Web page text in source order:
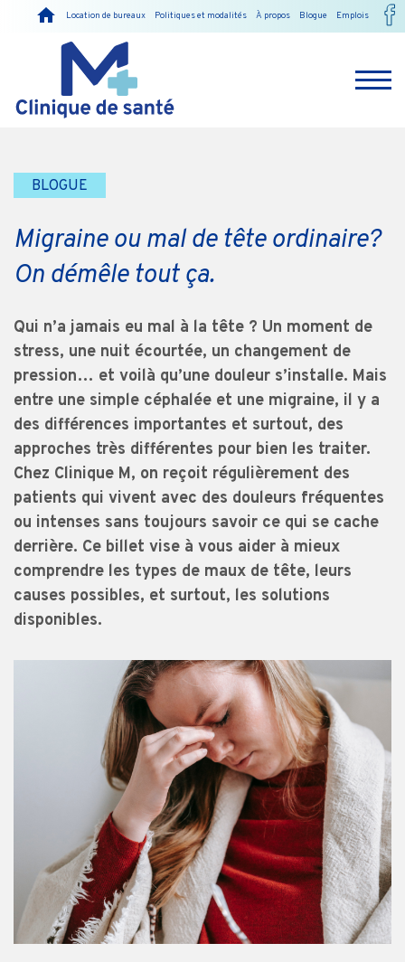
Location de bureaux Politiques et modalités À propos Blogue Emplois
BLOGUE
Migraine ou mal de tête ordinaire?
On démêle tout ça.
Qui n’a jamais eu mal à la tête ? Un moment de
stress, une nuit écourtée, un changement de
pression… et voilà qu’une douleur s’installe. Mais
entre une simple céphalée et une migraine, il y a
des différences importantes et surtout, des
approches très différentes pour bien les traiter.
Chez Clinique M, on reçoit régulièrement des
patients qui vivent avec des douleurs fréquentes
ou intenses sans toujours savoir ce qui se cache
derrière. Ce billet vise à vous aider à mieux
comprendre les types de maux de tête, leurs
causes possibles, et surtout, les solutions
disponibles.